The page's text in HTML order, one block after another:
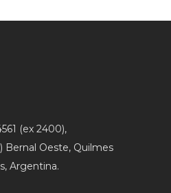
(ex 2400),
Bernal Oeste, Quilmes
Argentina.